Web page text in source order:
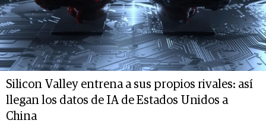
Silicon Valley entrena a sus propios rivales: así
llegan los datos de IA de Estados Unidos a
China